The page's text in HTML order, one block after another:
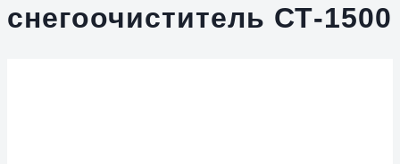
снегоочиститель СТ-1500